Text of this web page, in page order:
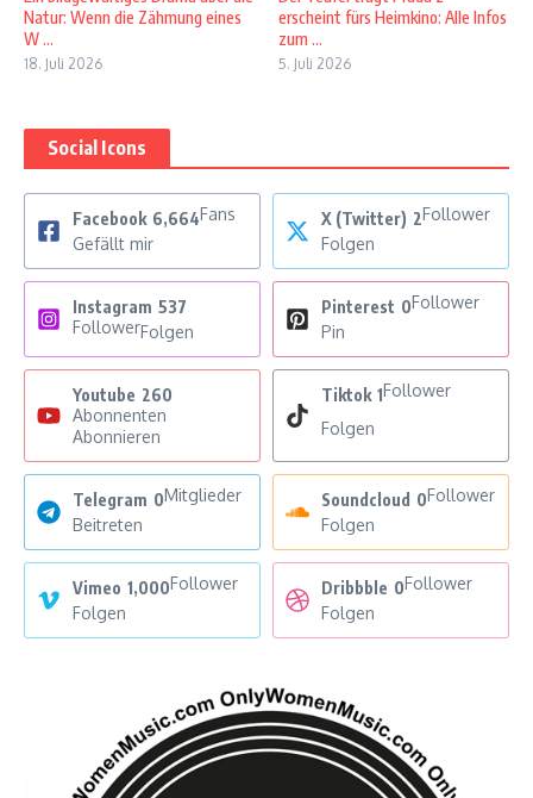
Natur: Wenn die Zähmung eines
W ...
18. Juli 2026
erscheint fürs Heimkino: Alle Infos
zum ...
5. Juli 2026
Social Icons
Facebook 6,664Fans
Gefällt mir
X (Twitter) 2Follower
Folgen
Instagram 537
FollowerFolgen
Pinterest 0Follower
Pin
Youtube 260
Abonnenten
Abonnieren
Tiktok 1Follower
Folgen
Telegram 0Mitglieder
Beitreten
Soundcloud 0Follower
Folgen
Vimeo 1,000Follower
Folgen
Dribbble 0Follower
Folgen